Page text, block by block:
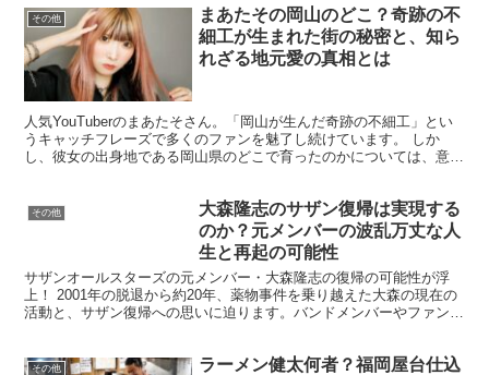
その他
まあたその岡山のどこ？奇跡の不
細工が生まれた街の秘密と、知ら
れざる地元愛の真相とは
人気YouTuberのまあたそさん。「岡山が生んだ奇跡の不細工」とい
うキャッチフレーズで多くのファンを魅了し続けています。 しか
し、彼女の出身地である岡山県のどこで育ったのかについては、意外
その他
大森隆志のサザン復帰は実現する
のか？元メンバーの波乱万丈な人
生と再起の可能性
サザンオールスターズの元メンバー・大森隆志の復帰の可能性が浮
上！ 2001年の脱退から約20年、薬物事件を乗り越えた大森の現在の
活動と、サザン復帰への思いに迫ります。バンドメンバーやファンの
その他
ラーメン健太何者？福岡屋台仕込